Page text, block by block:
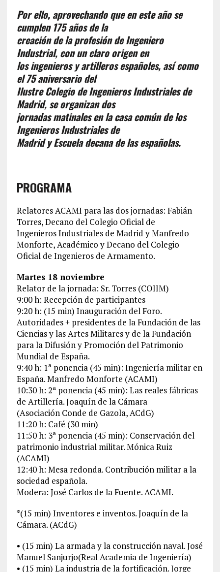
Por ello, aprovechando que en este año se
cumplen 175 años de la
creación de la profesión de Ingeniero
Industrial, con un claro origen en
los ingenieros y artilleros españoles, así como
el 75 aniversario del
Ilustre Colegio de Ingenieros Industriales de
Madrid, se organizan dos
jornadas matinales en la casa común de los
Ingenieros Industriales de
Madrid y Escuela decana de las españolas.
PROGRAMA
Relatores ACAMI para las dos jornadas: Fabián
Torres, Decano del Colegio Oficial de
Ingenieros Industriales de Madrid y Manfredo
Monforte, Académico y Decano del Colegio
Oficial de Ingenieros de Armamento.
Martes 18 noviembre
Relator de la jornada: Sr. Torres (COIIM)
9:00 h: Recepción de participantes
9:20 h: (15 min) Inauguración del Foro.
Autoridades + presidentes de la Fundación de las
Ciencias y las Artes Militares y de la Fundación
para la Difusión y Promoción del Patrimonio
Mundial de España.
9:40 h: 1ª ponencia (45 min): Ingeniería militar en
España. Manfredo Monforte (ACAMI)
10:30 h: 2ª ponencia (45 min): Las reales fábricas
de Artillería. Joaquín de la Cámara
(Asociación Conde de Gazola, ACdG)
11:20 h: Café (30 min)
11:50 h: 3ª ponencia (45 min): Conservación del
patrimonio industrial militar. Mónica Ruiz
(ACAMI)
12:40 h: Mesa redonda. Contribución militar a la
sociedad española.
Modera: José Carlos de la Fuente. ACAMI.
*(15 min) Inventores e inventos. Joaquín de la
Cámara. (ACdG)
• (15 min) La armada y la construcción naval. José
Manuel Sanjurjo(Real Academia de Ingeniería)
• (15 min) La industria de la fortificación. Jorge